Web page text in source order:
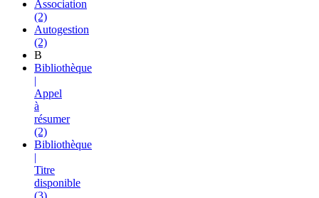
Association
(2)
Autogestion
(2)
B
Bibliothèque
|
Appel
à
résumer
(2)
Bibliothèque
|
Titre
disponible